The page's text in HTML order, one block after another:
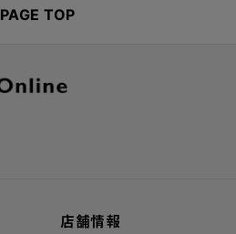
PAGE TOP
店舗情報